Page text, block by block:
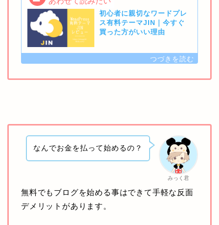
初心者に親切なワードプレ
ス有料テーマJIN｜今すぐ
買った方がいい理由
みっく君
なんでお金を払って始めるの？
無料でもブログを始める事はできて手軽な反面
デメリットがあります。